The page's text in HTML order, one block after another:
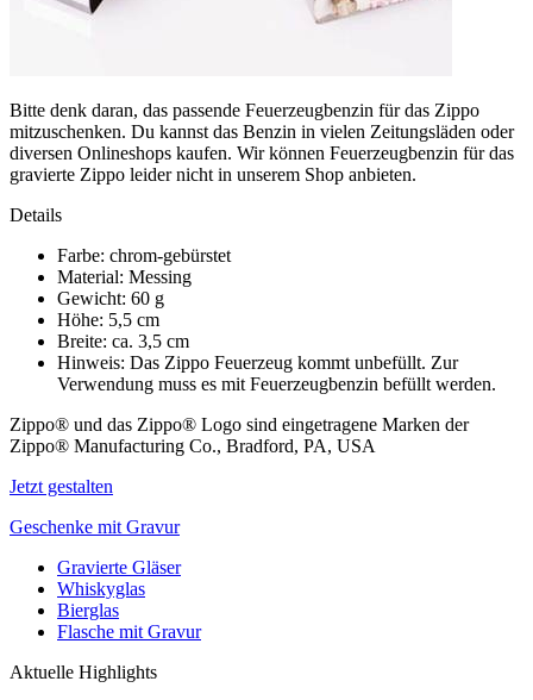
Bitte denk daran, das passende Feuerzeugbenzin für das Zippo
mitzuschenken. Du kannst das Benzin in vielen Zeitungsläden oder
diversen Onlineshops kaufen. Wir können Feuerzeugbenzin für das
gravierte Zippo leider nicht in unserem Shop anbieten.
Details
Farbe: chrom-gebürstet
Material: Messing
Gewicht: 60 g
Höhe: 5,5 cm
Breite: ca. 3,5 cm
Hinweis: Das Zippo Feuerzeug kommt unbefüllt. Zur
Verwendung muss es mit Feuerzeugbenzin befüllt werden.
Zippo® und das Zippo® Logo sind eingetragene Marken der
Zippo® Manufacturing Co., Bradford, PA, USA
Jetzt gestalten
Geschenke mit Gravur
Gravierte Gläser
Whiskyglas
Bierglas
Flasche mit Gravur
Aktuelle Highlights